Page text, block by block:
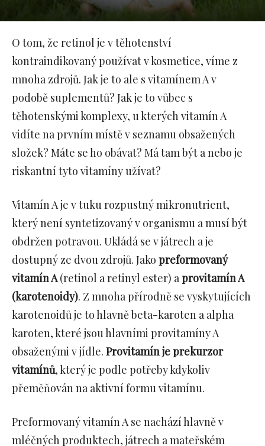
O tom, že retinol je v těhotenství
kontraindikovaný používat v kosmetice, víme z
mnoha zdrojů. Jak je to ale s vitamínem A v
podobě suplementů? Jak je to vůbec s
těhotenskými komplexy, u kterých vitamín A
vidíte na prvním místě v seznamu obsažených
složek? Máte se ho obávat? Má tam být a nebo je
riskantní tyto vitamíny užívat?
Vitamín A je v tuku rozpustný mikronutrient,
který není syntetizovaný v organismu a musí být
obdržen potravou. Ukládá se v játrech a je
dostupný ze dvou zdrojů. Jako preformovaný
vitamín A(retinol a retinyl ester) a provitamín A
(karotenoidy). Z mnoha přírodně se vyskytujících
karotenoidů je to hlavně beta-karoten a alpha
karoten, které jsou hlavními provitamíny A
obsaženými v jídle. Provitamín je prekurzor
vitamínů, který je podle potřeby kdykoliv
přeměňován na aktivní formu vitamínu.
Preformovaný vitamín A se nachází hlavně v
mléčných produktech, játrech a mateřském